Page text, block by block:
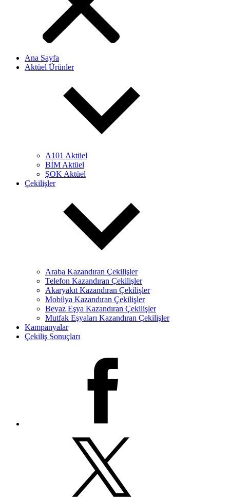
Ana Sayfa
Aktüel Ürünler
A101 Aktüel
BİM Aktüel
ŞOK Aktüel
Çekilişler
Araba Kazandıran Çekilişler
Telefon Kazandıran Çekilişler
Akaryakıt Kazandıran Çekilişler
Mobilya Kazandıran Çekilişler
Beyaz Eşya Kazandıran Çekilişler
Mutfak Eşyaları Kazandıran Çekilişler
Kampanyalar
Çekiliş Sonuçları